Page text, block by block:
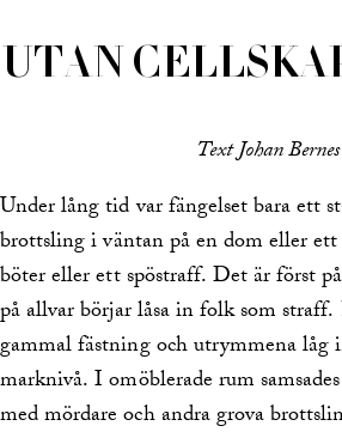
UTAN
Text Johan Bernes
Under lång tid var fängelset bara ett
brottsling i väntan på en dom eller
böter eller ett spöstraff. Det är först
på allvar börjar låsa in folk som
gammal fästning och utrymmena låg
marknivå. I omöblerade rum
med mördare och andra grova